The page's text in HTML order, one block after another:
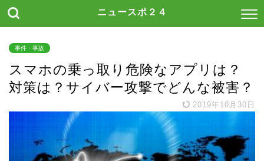
ニュースポ２４
事件・事故
スマホの乗っ取り危険なアプリは？
対策は？サイバー攻撃でどんな被害？
2019年10月30日